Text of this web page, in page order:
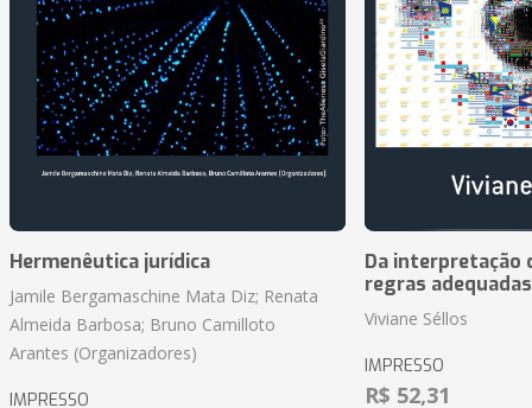
Hermenêutica jurídica
Jamile Bergamaschine Mata Diz; Renata
Almeida Barbosa; Bruno Camilloto
Arantes (Organizadores)
IMPRESSO
Da interpretação
regras
Viviane Séllos
IMPRESSO
R$ 52,31